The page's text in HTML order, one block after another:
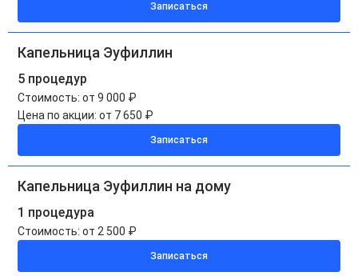
Записаться
Капельница Эуфиллин
5 процедур
Стоимость: от 9 000 ₽
Цена по акции: от 7 650 ₽
Записаться
Капельница Эуфиллин на дому
1 процедура
Стоимость: от 2 500 ₽
Записаться